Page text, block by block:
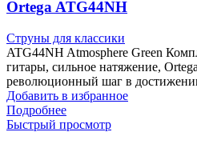
Ortega ATG44NH
Струны для классики
ATG44NH Atmosphere Green
гитары, сильное натяжение,
революционный шаг в
Добавить в избранное
Подробнее
Быстрый просмотр